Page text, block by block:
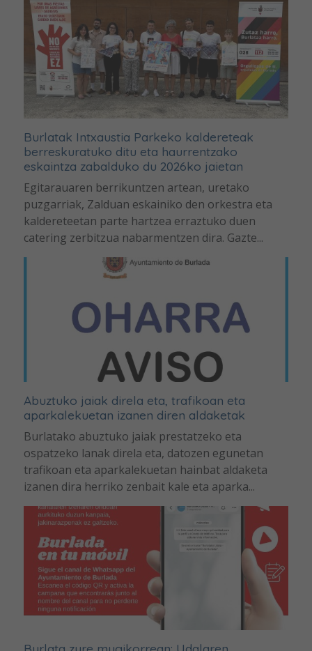
Burlatak Intxaustia Parkeko kaldereteak
berreskuratuko ditu eta haurrentzako
eskaintza zabalduko du 2026ko jaietan
Egitarauaren berrikuntzen artean, uretako
puzgarriak, Zalduan eskainiko den orkestra eta
kaldereteetan parte hartzea erraztuko duen
catering zerbitzua nabarmentzen dira. Gazte...
Abuztuko jaiak direla eta, trafikoan eta
aparkalekuetan izanen diren aldaketak
Burlatako abuztuko jaiak prestatzeko eta
ospatzeko lanak direla eta, datozen egunetan
trafikoan eta aparkalekuetan hainbat aldaketa
izanen dira herriko zenbait kale eta aparka...